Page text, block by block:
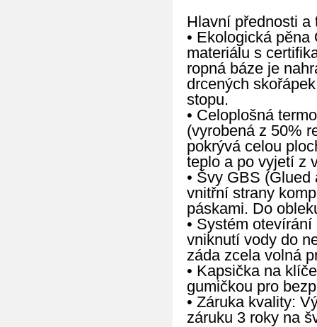
Hlavní přednosti a
• Ekologická
materiálu s
ropná báze je
drcených
stopu.
• Celoplošná
(vyrobená z 50%
pokrývá celou
teplo a po vyjetí z
• Švy GBS
vnitřní strany
páskami. Do
• Systém
vniknutí vody do
záda zcela volná
• Kapsička na
gumičkou pro
• Záruka kvality:
záruku 3 roky na